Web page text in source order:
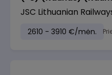
JSC Lithuanian
2610 - 3910 €/mėn.